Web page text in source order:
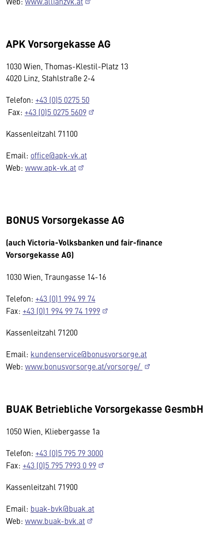
APK Vorsorgekasse AG
1030 Wien, Thomas-Klestil-Platz 13
4020 Linz, Stahlstraße 2-4
Telefon: +43 (0)5 0275 50
Fax: +43 (0)5 0275 5609
Kassenleitzahl 71100
Email: office@apk-vk.at
Web: www.apk-vk.at
BONUS Vorsorgekasse AG
(auch Victoria-Volksbanken und fair-finance
Vorsorgekasse AG)
1030 Wien, Traungasse 14-16
Telefon: +43 (0)1 994 99 74
Fax: +43 (0)1 994 99 74 1999
Kassenleitzahl 71200
Email: kundenservice@bonusvorsorge.at
Web: www.bonusvorsorge.at/vorsorge/
BUAK Betriebliche Vorsorgekasse GesmbH
1050 Wien, Kliebergasse 1a
Telefon: +43 (0)5 795 79 3000
Fax: +43 (0)5 795 7993 0 99
Kassenleitzahl 71900
Email: buak-bvk@buak.at
Web: www.buak-bvk.at